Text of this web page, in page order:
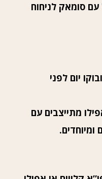
לניחוח
לפני
עם